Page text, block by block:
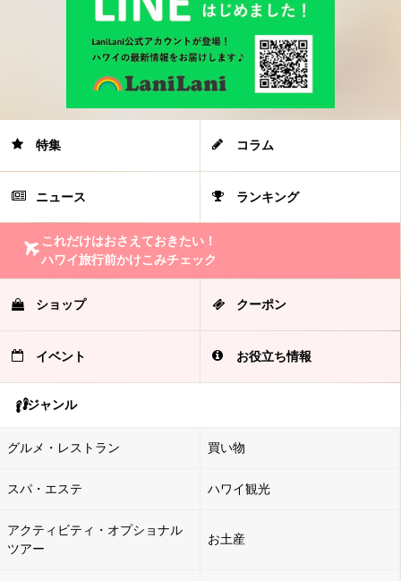
特集 コラム
ニュース ランキング
これだけはおさえておきたい！
ハワイ旅行前かけこみチェック
ショップ クーポン
イベント お役立ち情報
ジャンル
グルメ・レストラン 買い物
スパ・エステ ハワイ観光
アクティビティ・オプショナル
ツアー
お土産